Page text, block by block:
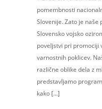
pomembnosti
Slovenije. Zato je naše
Slovensko vojsko
poveljstvi pri promociji
varnostnih poklicev.
različne oblike dela z
predstavljamo
kako […]